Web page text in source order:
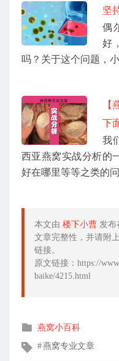
坚
偶
好
吗？关于这个问题，
【
下
我
西亚燕窝实战分析的
好在哪里等等之类的
本文由 楼下小曹 发布
文章完整性，并请附
链接。
原文链接：https://
baike/4215.html
发
在
燕窝小百科
文燕窝专业文章